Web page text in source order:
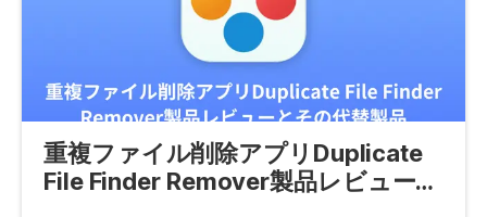
重複ファイル削除アプリDuplicate
File Finder Remover製品レビューと